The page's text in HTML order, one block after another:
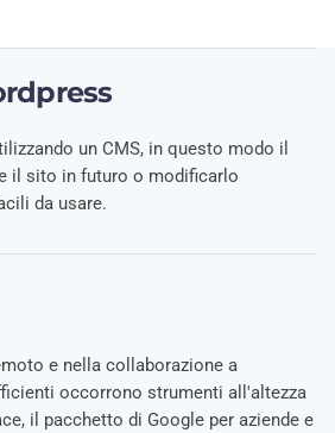
un CMS, in questo modo il
il sito in futuro o modificarlo
da usare.
e nella collaborazione a
occorrono strumenti all'altezza
il pacchetto di Google per aziende e